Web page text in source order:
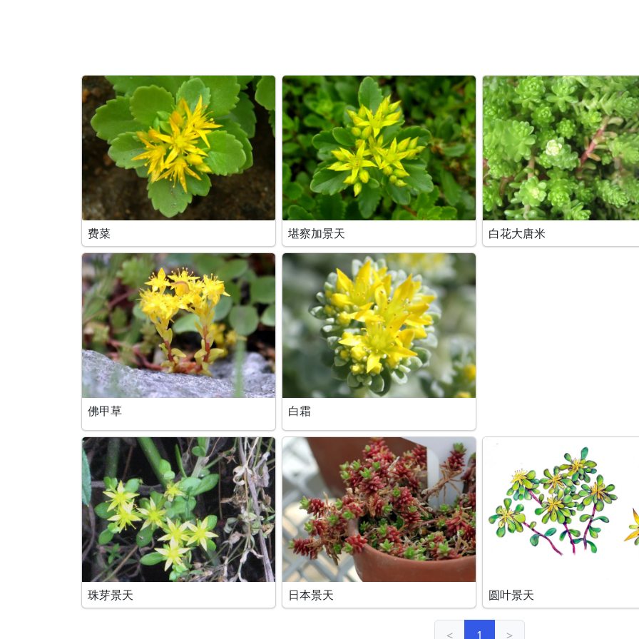
费菜 堪察加景天 白花大唐米
佛甲草 白霜
珠芽景天 日本景天 圆叶景天
< 1 >